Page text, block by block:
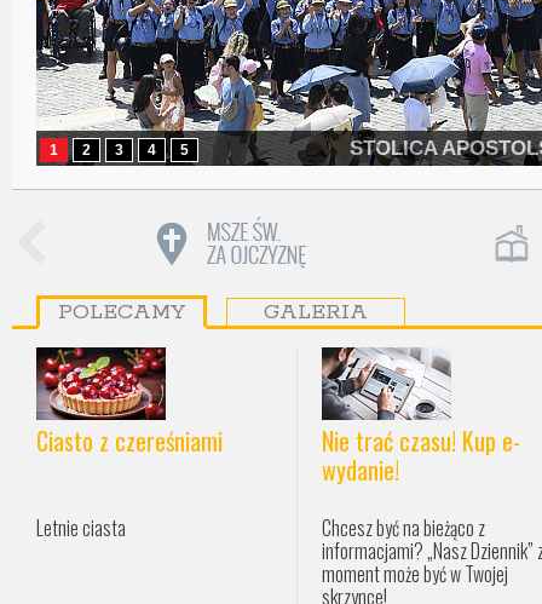
STOLICA
1 2 3 4 5
POLECAMY GALERIA
Ciasto z czereśniami
Letnie ciasta
Nie trać czasu! Kup e-
wydanie!
Chcesz być na bieżąco z
informacjami? „Nasz Dziennik”
moment może być w Twojej
skrzynce!